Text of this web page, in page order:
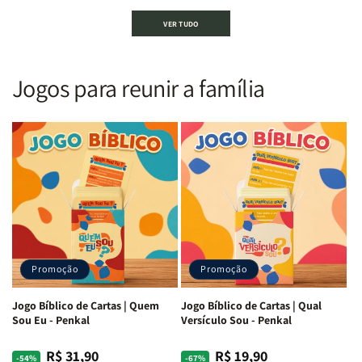
Almeida
Letra
Média
Full
Color
Brochura
Rei
Leão
Bíblia
Almeida
Letra
Média
&amp;
Full
Color
|
Brochura
|
Rei
Leão
Bíblia
PPM
|
|
Full
Color
Capa
Dura
Harpa
|
-
Cruz
Laranja
|
Full
Color
|
Capa
Dura
Harpa
|
-
Cruz
Laranja
VER TUDO
Jogos para reunir a família
Promoção
Jogo Bíblico de Cartas | Quem
Sou Eu - Penkal
-54% R$ 31,90
Promoção
Jogo Bíblico de Cartas | Qual
Versículo Sou - Penkal
-67% R$ 19,90